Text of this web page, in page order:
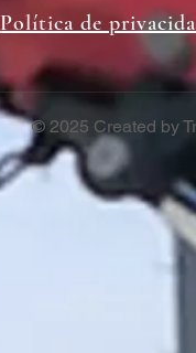
Política de
© 2025 Created by